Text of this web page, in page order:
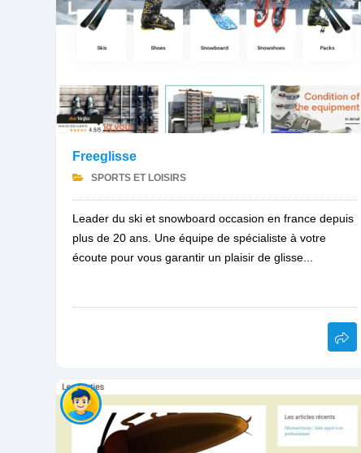
Freeglisse
SPORTS ET LOISIRS
Leader du ski et snowboard occasion en france depuis
plus de 20 ans. Une équipe de spécialiste à votre
écoute pour vous garantir un plaisir de glisse...